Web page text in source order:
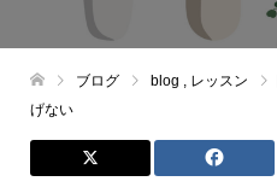
ブログ blog レッスン
げない